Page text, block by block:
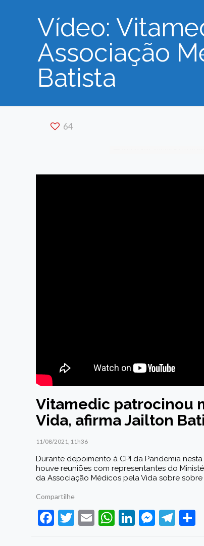
Vídeo:
Associação
Batista
64
Vitamedic patrocinou
Vida, afirma Jailton
11/08/2021, 11h36
Durante depoimento à CPI da Pandemia
houve reuniões com representantes do
da Associação Médicos pela Vida sobresobre
Compartilhe
Facebook
Twitter
EmailWhatsApp
LinkedIn